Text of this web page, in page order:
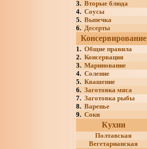
3. Вторые блюда
4. Соусы
5. Выпечка
6. Десерты
Консервирование
1. Общие правила
2. Консервация
3. Маринование
4. Соление
5. Квашение
6. Заготовка мяса
7. Заготовка рыбы
8. Варенье
9. Соки
Кухни
Полтавская
Вегетарианская